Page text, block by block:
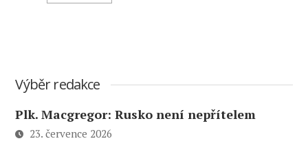
Výběr redakce
Plk. Macgregor: Rusko není nepřítelem
23. července 2026